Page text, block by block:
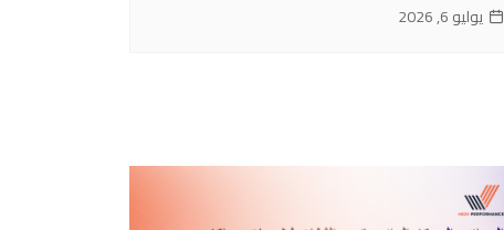
يوليو 6, 2026